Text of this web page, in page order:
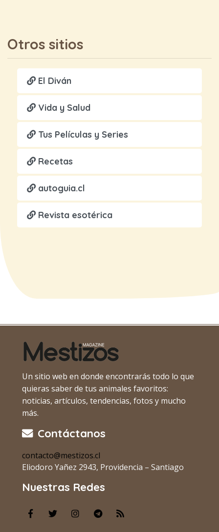
Otros sitios
El Diván
Vida y Salud
Tus Películas y Series
Recetas
autoguia.cl
Revista esotérica
Un sitio web en donde encontrarás todo lo que
quieras saber de tus animales favoritos:
noticias, artículos, tendencias, fotos y mucho
más.
Contáctanos
contacto@mestizos.cl
Eliodoro Yañez 2943, Providencia – Santiago
Nuestras Redes